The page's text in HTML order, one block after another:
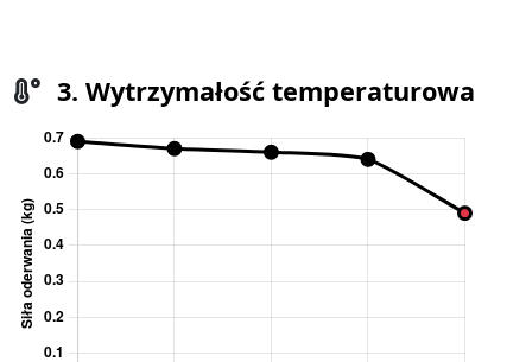
3. Wytrzymałość temperaturowa